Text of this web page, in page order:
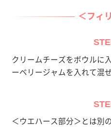
＜フィ
クリームチーズをボウルに
ーベリージャムを入れて混
＜ウエハース部分＞とは別